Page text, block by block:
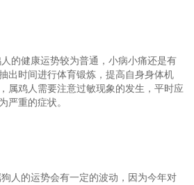
的健康运势较为普通，小病小痛还是有
出时间进行体育锻炼，提高自身身体机
属鸡人需要注意过敏现象的发生，平时应
严重的症状。
人的运势会有一定的波动，因为今年对